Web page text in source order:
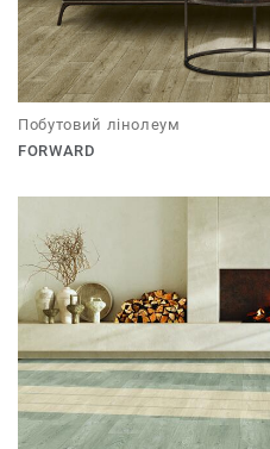
Побутовий лінолеум
FORWARD